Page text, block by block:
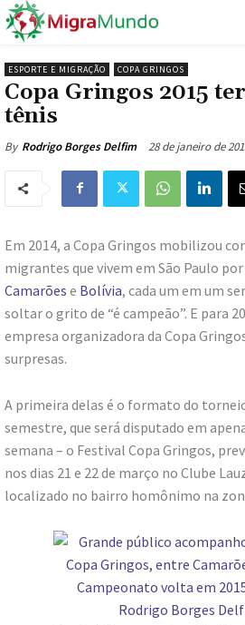
ESPORTE E MIGRAÇÃO COPA GRINGOS
Copa Gringos 2015
tênis
By Rodrigo Borges Delfim 28 de janeiro de
Em 2014, a Copa Gringos mobilizou
migrantes que vivem em São Paulo
Camarões e Bolívia, cada um em um
soltar o grito de “é campeão”. E para
empresa organizadora da Copa
surpresas.
A primeira delas é o formato do
semestre, que será disputado em
semana – o Festival Copa Gringos,
nos dias 21 e 22 de março no Clube
localizado no bairro homônimo na